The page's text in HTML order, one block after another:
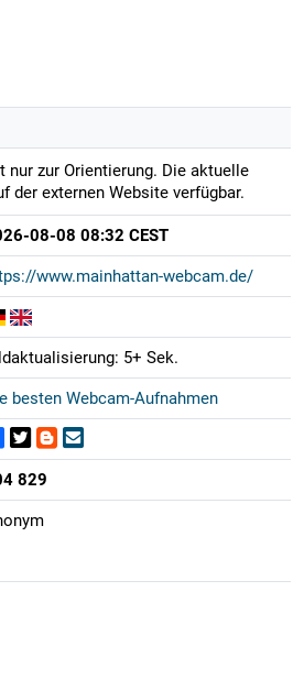
nur zur Orientierung. Die aktuelle
der externen Website verfügbar.
08-08 08:32 CEST
www.mainhattan-webcam.de/
5+ Sek.
besten Webcam-Aufnahmen
829